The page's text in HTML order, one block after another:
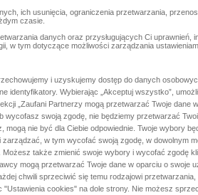
ich usunięcia, ograniczenia przetwarzania,
czasie.
danych oraz przysługujących Ci uprawnień,
w tym dotyczące możliwości zarządzania
i uzyskujemy dostęp do danych
identyfikatory. Wybierając „Akceptuj wszystko”,
„Zaufani Partnerzy mogą przetwarzać Twoje dane
wycofasz swoją zgodę, nie będziemy przetwarzać
nie być dla Ciebie odpowiednie. Twoje wybory
w tym wycofać swoją zgodę, w dowolnym
Możesz także zmienić swoje wybory i wycofać zgodę
mogą przetwarzać Twoje dane w oparciu o swoje
chwili sprzeciwić się temu rodzajowi
"Ustawienia cookies" na dole strony. Nie możesz